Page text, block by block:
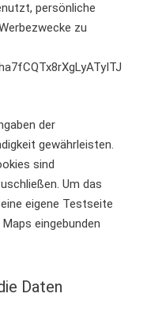
persönliche
zu
der
gewährleisten.
sind
Um das
eigene Testseite
eingebunden
Daten